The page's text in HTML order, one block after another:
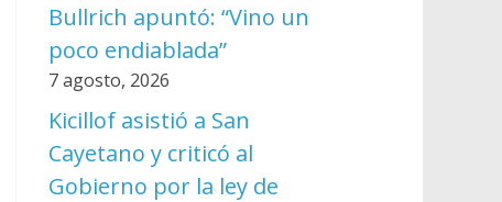
Bullrich apuntó: “Vino un
poco endiablada”
7 agosto, 2026
Kicillof asistió a San
Cayetano y criticó al
Gobierno por la ley de